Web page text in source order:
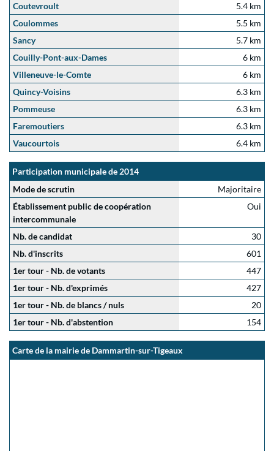
Coutevroult
5.4 km
Coulommes
5.5 km
Sancy
5.7 km
Couilly-Pont-aux-Dames
6 km
Villeneuve-le-Comte
6 km
Quincy-Voisins
6.3 km
Pommeuse
6.3 km
Faremoutiers
6.3 km
Vaucourtois
6.4 km
Participation municipale de 2014
Mode de scrutin
Majoritaire
Établissement public de coopération
intercommunale
Oui
Nb. de candidat
30
Nb. d'inscrits
601
1er tour - Nb. de votants
447
1er tour - Nb. d'exprimés
427
1er tour - Nb. de blancs / nuls
20
1er tour - Nb. d'abstention
154
Carte de la mairie de Dammartin-sur-Tigeaux